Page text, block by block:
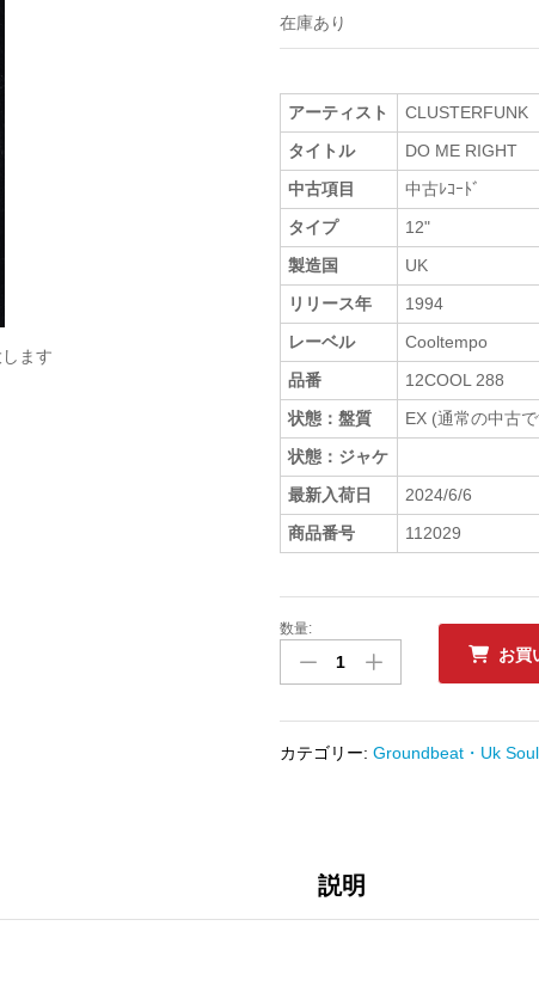
ます
在庫あり
アーティスト
CLUSTERFUNK
タイトル
DO ME RIGHT
中古項目
中古ﾚｺｰﾄﾞ
タイプ
12"
製造国
UK
リリース年
1994
レーベル
Cooltempo
品番
12COOL 288
状態：盤質
EX (通常の中古
状態：ジャケ
最新入荷日
2024/6/6
商品番号
112029
中
ﾚ
ﾄﾞ
RIGHT
数
数量:
お買
カテゴリー:Groundbeat・Uk Soul
説明